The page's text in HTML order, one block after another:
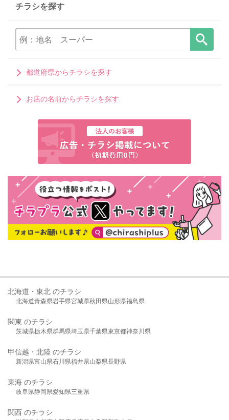
チラシを探す
都道府県からチラシを探す
お店の名前からチラシを探す
北海道・東北 のチラシ
北海道青森県岩手県宮城県秋田県山形県福島県
関東 のチラシ
茨城県栃木県群馬県埼玉県千葉県東京都神奈川県
甲信越・北陸 のチラシ
新潟県富山県石川県福井県山梨県長野県
東海 のチラシ
岐阜県静岡県愛知県三重県
関西 のチラシ